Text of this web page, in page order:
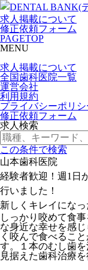
求人掲載について
修正依頼フォーム
PAGETOP
MENU
求人掲載について
全国歯科医院一覧
運営会社
利用規約
プライバシーポリシ
修正依頼フォーム
求人検索
この条件で検索
山本歯科医院
経験者歓迎！週1日
行いました！
新しくキレイにな
しっかり咬めて食
な身近な幸せを感
く咬んで食べるこ
す。１本のむし歯
見据えた歯科治療を